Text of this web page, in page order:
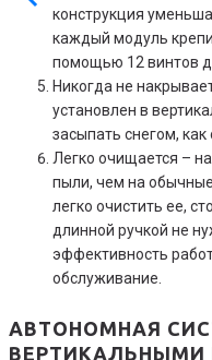
конструкция
каждый модуль
помощью 12 винтов
Никогда не
установлен в
засыпать снегом,
Легко очищается –
пыли, чем на
легко очистить ее,
длинной ручкой не
эффективность
обслуживание.
АВТОНОМНАЯ
ВЕРТИКАЛЬНЫМИ